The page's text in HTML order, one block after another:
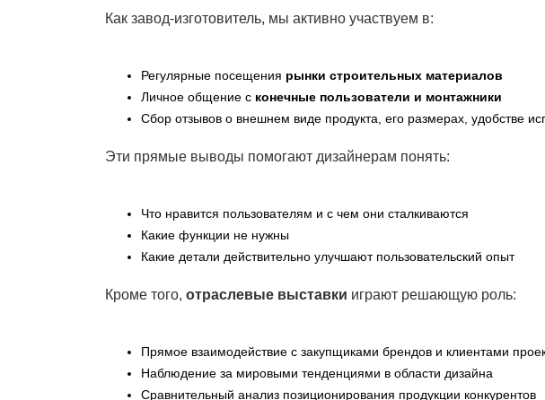
Как завод-изготовитель, мы активно участвуем в:
Регулярные посещения рынки строительных материалов
Личное общение с конечные пользователи и монтажники
Сбор отзывов о внешнем виде продукта, его размерах, удобстве
Эти прямые выводы помогают дизайнерам понять:
Что нравится пользователям и с чем они сталкиваются
Какие функции не нужны
Какие детали действительно улучшают пользовательский опыт
Кроме того, отраслевые выставки играют решающую роль:
Прямое взаимодействие с закупщиками брендов и клиентами
Наблюдение за мировыми тенденциями в области дизайна
Сравнительный анализ позиционирования продукции конкурентов